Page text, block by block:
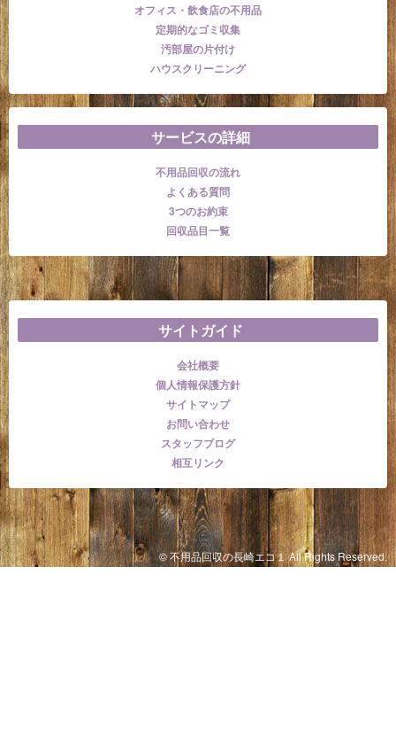
オフィス・飲食店の不用品
定期的なゴミ収集
汚部屋の片付け
ハウスクリーニング
サービスの詳細
不用品回収の流れ
よくある質問
3つのお約束
回収品目一覧
サイトガイド
会社概要
個人情報保護方針
サイトマップ
お問い合わせ
スタッフブログ
相互リンク
© 不用品回収の長崎エコ１ All Rights Reserved.